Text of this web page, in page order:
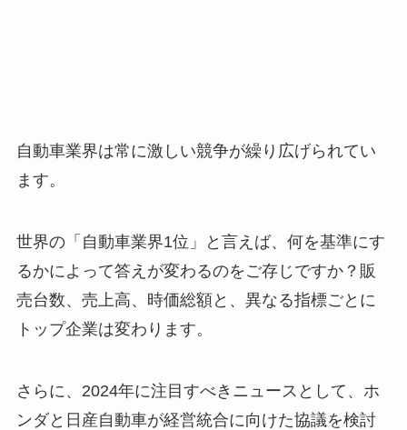
自動車業界は常に激しい競争が繰り広げられてい
ます。
世界の「自動車業界1位」と言えば、何を基準にす
るかによって答えが変わるのをご存じですか？販
売台数、売上高、時価総額と、異なる指標ごとに
トップ企業は変わります。
さらに、2024年に注目すべきニュースとして、ホ
ンダと日産自動車が経営統合に向けた協議を検討